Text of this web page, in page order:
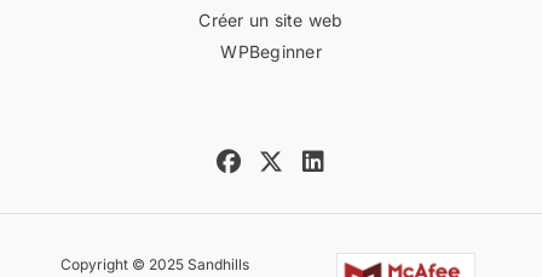
Créer un site web
WPBeginner
Copyright © 2025 Sandhills